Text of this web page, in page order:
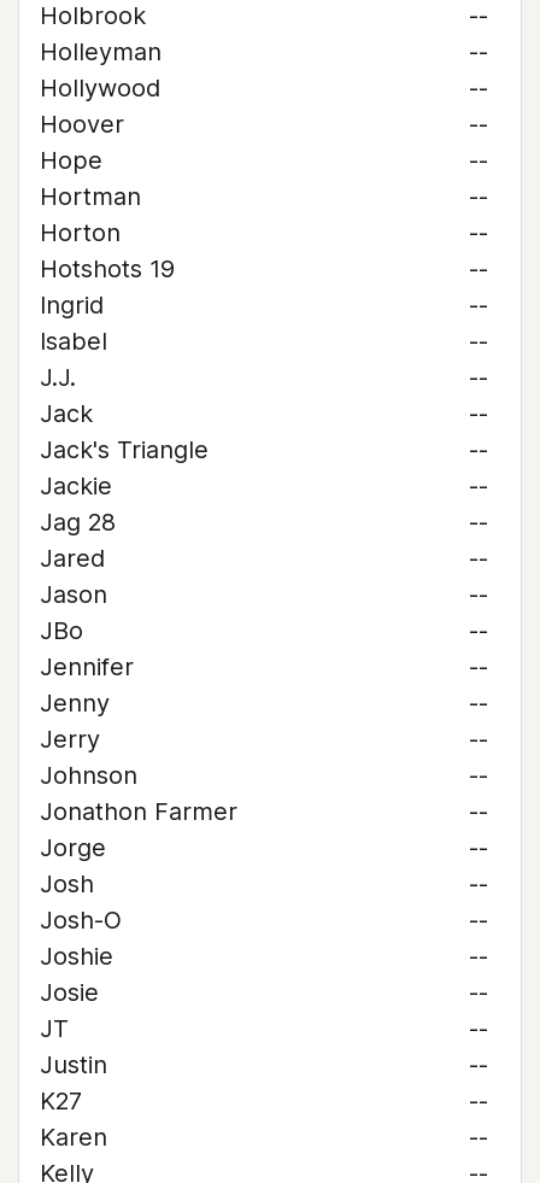
Holbrook
--
Holleyman
--
Hollywood
--
Hoover
--
Hope
--
Hortman
--
Horton
--
Hotshots 19
--
Ingrid
--
Isabel
--
J.J.
--
Jack
--
Jack's Triangle
--
Jackie
--
Jag 28
--
Jared
--
Jason
--
JBo
--
Jennifer
--
Jenny
--
Jerry
--
Johnson
--
Jonathon Farmer
--
Jorge
--
Josh
--
Josh-O
--
Joshie
--
Josie
--
JT
--
Justin
--
K27
--
Karen
--
Kelly
--